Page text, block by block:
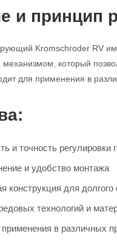
и принцип
Kromschroder RV
который
для применения в
и точность регулировки
и удобство монтажа
конструкция для
технологий и
в различных